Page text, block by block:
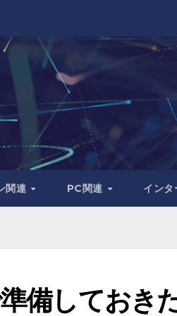
関連 PC関連 インタ
備しておき